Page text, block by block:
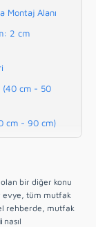
Montaj Alanı
2 cm
(40 cm - 50
cm - 90 cm)
mı
bir diğer konu
evye, tüm mutfak
rehberde, mutfak
nasıl